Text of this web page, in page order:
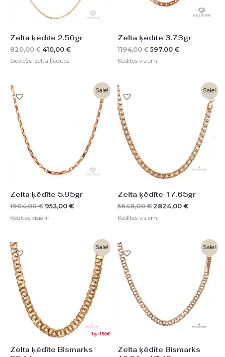
Zelta ķēdīte 2.56gr
820,00€ 410,00 €
Sieviešu zelta ķēdītes
Zelta ķēdīte 3.73gr
1194,00€ 597,00 €
Ķēdītes visiem
Sale!
Zelta ķēdīte 5.95gr
1904,00€ 953,00 €
Current
953,00 €.
Ķēdītes visiem
Sale!
Zelta ķēdīte 17.65gr
5648,00€ 2824,00 €
Current
price
2824,00 €.
Ķēdītes visiem
Sale!
1g=150€
Zelta ķēdīte Bismarks
Current
price
4821,00 €.
Sale!
Zelta ķēdīte Bismarks